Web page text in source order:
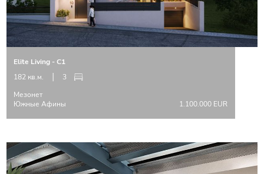
Elite Living - C1
182 кв.м.
3
Мезонет
Южные Афины
1.100.000 EUR